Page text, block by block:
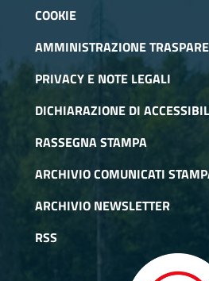
rapaci presenti nelle aree protette.
COOKIE
AMMINISTRAZIONE
PRIVACY E NOTE LEGALI
DICHIARAZIONE DI
RASSEGNA STAMPA
ARCHIVIO COMUNICATI
ARCHIVIO NEWSLETTER
RSS